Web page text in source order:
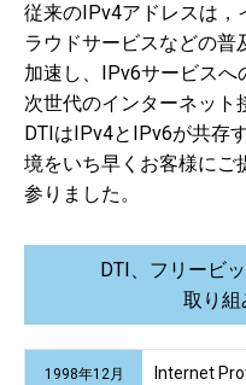
従来のIPv4アドレスは，
ラウドサービスなどの
加速し、IPv6サービスへ
次世代のインターネット
DTIはIPv4とIPv6が共存
境をいち早くお客様にご
参りました。
DTI、フリービ
取り組
1998年12月
Internet